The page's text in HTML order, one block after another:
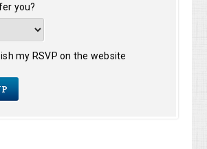
you?
my RSVP on the website